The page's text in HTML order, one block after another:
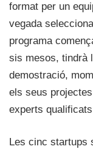
format per un
vegada
programa
sis mesos, tindrà
demostració,
els seus
experts
Les cinc startups